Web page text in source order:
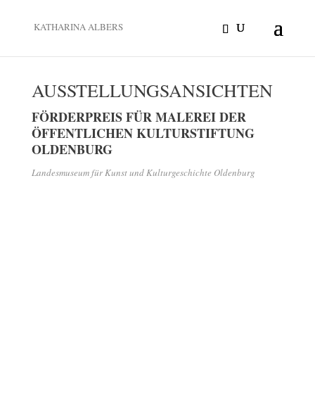
KATHARINA ALBERS
AUSSTELLUNGSANSICHTEN
FÖRDERPREIS FÜR MALEREI DER
ÖFFENTLICHEN KULTURSTIFTUNG
OLDENBURG
Landesmuseum für Kunst und Kulturgeschichte Oldenburg